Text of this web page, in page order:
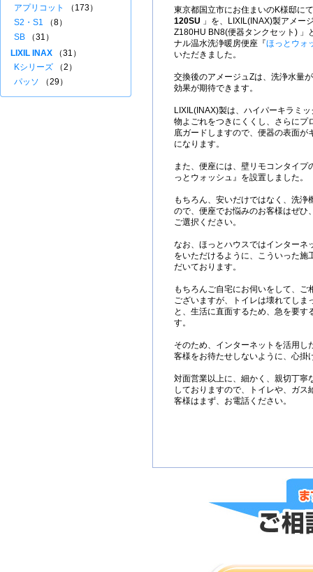
東京都国立市にお住まいのK様邸に
120SU 」を、LIXIL(INAX)製アメー
Z180HU BN8(便器タンクセット) 」
ナル温水洗浄暖房便座『ほっとウォ
いただきました。
交換後のアメージュZは、洗浄水量
効果が期待できます。
LIXIL(INAX)製は、ハイパーキラミ
物よごれをつきにくくし、さらにプ
底ガードしますので、便器の表面が
になります。
また、便座には、壁リモコンタイプ
っとウォッシュ』を設置しました。
もちろん、安いだけではなく、洗浄
ので、便座でお悩みのお客様はぜひ
ご選択ください。
なお、ほっとハウスではインターネ
をいただけるように、こういった施
だいております。
もちろんご自宅にお伺いをして、ご
ございますが、トイレは壊れてしま
と、生活に直面するため、急を要す
す。
そのため、インターネットを活用し
客様をお待たせしないように、心掛
対面営業以上に、細かく、親切丁寧
しておりますので、トイレや、ガス
客様はまず、お電話ください。
アプリコット
（173）
S2・S1 （8）
SB （31）
LIXIL INAX （31）
Kシリーズ （2）
パッソ （29）